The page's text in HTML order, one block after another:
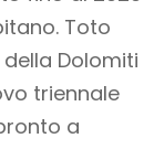
Toto
Dolomiti
triennale
a